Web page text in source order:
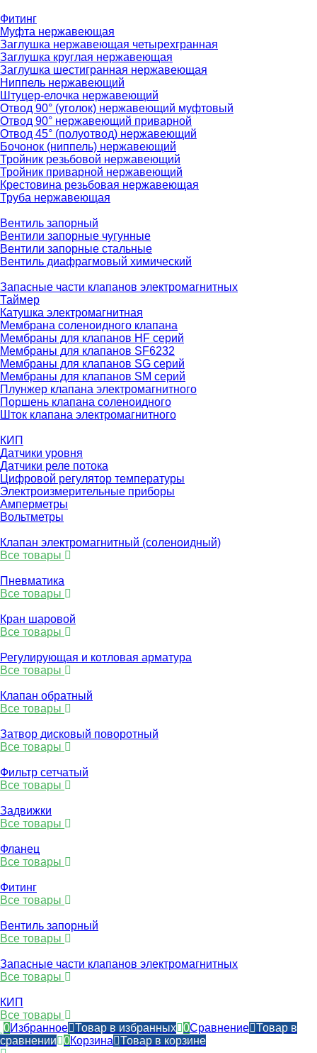
Фитинг
Муфта нержавеющая
Заглушка нержавеющая четырехгранная
Заглушка круглая нержавеющая
Заглушка шестигранная нержавеющая
Ниппель нержавеющий
Штуцер-елочка нержавеющий
Отвод 90° (уголок) нержавеющий муфтовый
Отвод 90° нержавеющий приварной
Отвод 45° (полуотвод) нержавеющий
Бочонок (ниппель) нержавеющий
Тройник резьбовой нержавеющий
Тройник приварной нержавеющий
Крестовина резьбовая нержавеющая
Труба нержавеющая
Вентиль запорный
Вентили запорные чугунные
Вентили запорные стальные
Вентиль диафрагмовый химический
Запасные части клапанов электромагнитных
Таймер
Катушка электромагнитная
Мембрана соленоидного клапана
Мембраны для клапанов HF серий
Мембраны для клапанов SF6232
Мембраны для клапанов SG серий
Мембраны для клапанов SM серий
Плунжер клапана электромагнитного
Поршень клапана соленоидного
Шток клапана электромагнитного
КИП
Датчики уровня
Датчики реле потока
Цифровой регулятор температуры
Электроизмерительные приборы
Амперметры
Вольтметры
Клапан электромагнитный (соленоидный)
Все товары
Пневматика
Все товары
Кран шаровой
Все товары
Регулирующая и котловая арматура
Все товары
Клапан обратный
Все товары
Затвор дисковый поворотный
Все товары
Фильтр сетчатый
Все товары
Задвижки
Все товары
Фланец
Все товары
Фитинг
Все товары
Вентиль запорный
Все товары
Запасные части клапанов электромагнитных
Все товары
КИП
Все товары
0Избранное Товар в избранных 0Сравнение Товар в
сравнении
0Корзина Товар в корзине